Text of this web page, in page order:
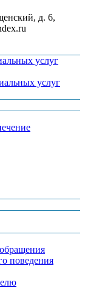
д. 6,
услуг
услуг
поведения